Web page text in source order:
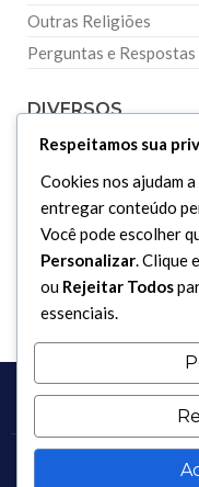
Outras Religiões
Perguntas e Respostas
DIVERSOS
Curiosidades
Dicionário Islâmico
Downloads
Copyright 2017 -
Respeitamos sua
Cookies nos ajudam
entregar conteúdo
Você pode escolher
Personalizar. Clique
ou Rejeitar Todos
essenciais.